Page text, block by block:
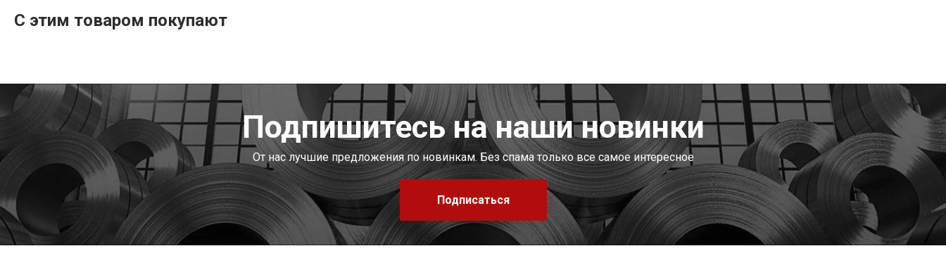
С этим товаром покупают
Подпишитесь на наши новинки
От нас лучшие предложения по новинкам. Без спама только все самое интересное
Подписаться